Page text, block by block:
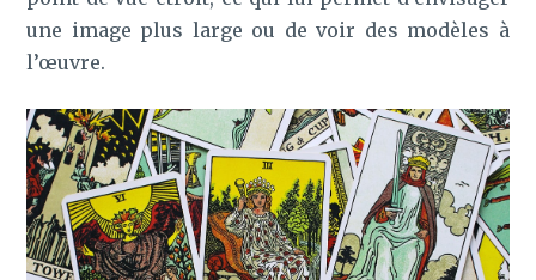
une image plus large ou de voir des modèles à
l’œuvre.